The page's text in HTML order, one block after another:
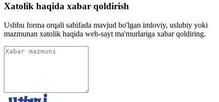
Xatolik haqida xabar qoldirish
Ushbu forma orqali sahifada mavjud bo'lgan imloviy, uslubiy yoki
mazmunan xatolik haqida web-sayt ma'murlariga xabar qoldiring.